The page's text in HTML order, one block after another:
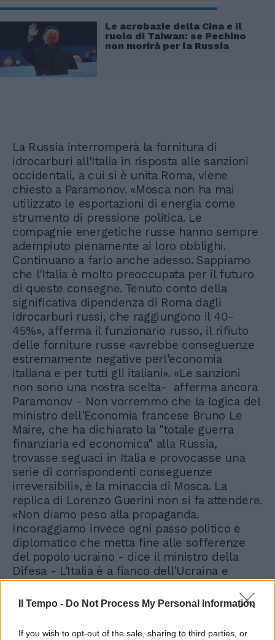
Il Tempo - Do Not Process My Personal Information
If you wish to opt-out of the sale, sharing to third parties, or
Le acrobazie della Cina e il
ruolo di Taiwan: se Pechino
non morirà per la Russia
La Russia interromperà la fornitura di
idrocarburi all'Italia in risposta alle sanzioni
occidentali, a cui si è unita Roma, viene
chiesto a Paramonov. «Mosca non ha mai
utilizzato le esportazioni di energia come
strumento di pressione politica. Le
compagnie energetiche russe hanno sempre
adempiuto pienamente ai loro obblighi.
Continuano a farlo anche adesso. Sappiamo
che l'Italia è molto preoccupata per il futuro
di queste consegne. Tenuto conto della
significativa dipendenza di Roma dagli
idrocarburi russi, che raggiungono il 40-
45%», afferma il funzionario russo, il rifiuto
delle forniture russe «avrebbe conseguenze
estremamente negative perl'economia
italiana e per tutti gli italiani». «Le sanzioni
non sono una nostra scelta- afferma ancora
Paramonov - Non vorremmo che la logica del
ministro dell'Economia francese Bruno Le
Maire, che ha dichiarato la "totale guerra
finanziaria ed economica" alla Russia,
trovasse seguaci in Italia e provocasse una
serie di corrispondenti conseguenze
irreversibili», è la minaccia di Mosca. La
replica di Lorenzo Guerini non si fa attendere.
«Non diamo peso alla propaganda.
Incoraggiamo invece ogni passo politico e
diplomatico che metta fine alle sofferenze
del popolo ucraino - dice il ministro della
Difesa - L'Italia è a fianco dell'Ucraina e
continuerà ad esserlo».